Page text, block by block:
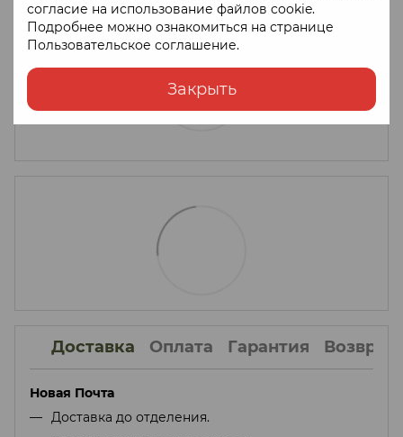
согласие на использование файлов cookie.
Подробнее можно ознакомиться на странице
Пользовательское соглашение.
Закрыть
Доставка Оплата Гарантия Возврат
Новая Почта
Доставка до отделения.